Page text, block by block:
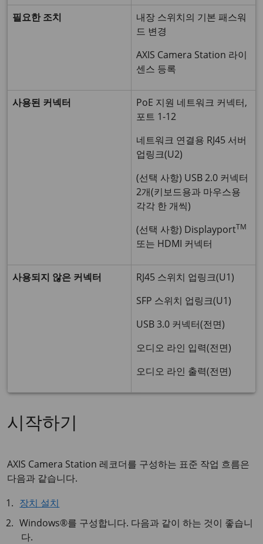
필요한 조치
내장 스위치의 기본 패스워
드 변경
AXIS Camera Station 라이
센스 등록
사용된 커넥터
PoE 지원 네트워크 커넥터,
포트 1-12
네트워크 연결용 RJ45 서버
업링크(U2)
(선택 사항) USB 2.0 커넥터
2개(키보드용과 마우스용
각각 한 개씩)
(선택 사항) DisplayportTM
또는 HDMI 커넥터
사용되지 않은 커넥터
RJ45 스위치 업링크(U1)
SFP 스위치 업링크(U1)
USB 3.0 커넥터(전면)
오디오 라인 입력(전면)
오디오 라인 출력(전면)
시작하기
AXIS Camera Station 레코더를 구성하는 표준 작업 흐름은
다음과 같습니다.
장치 설치
Windows®를 구성합니다. 다음과 같이 하는 것이 좋습니
다.